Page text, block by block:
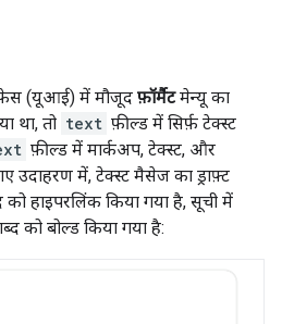
(यूआई) में मौजूद फ़ॉर्मैटमेन्यू का
था, तो text फ़ील्ड में सिर्फ़ टेक्स्ट
फ़ील्ड में मार्कअप, टेक्स्ट, और
उदाहरण में, टेक्स्ट मैसेज का ड्राफ़्ट
हाइपरलिंक किया गया है, सूची में
को बोल्ड किया गया है: